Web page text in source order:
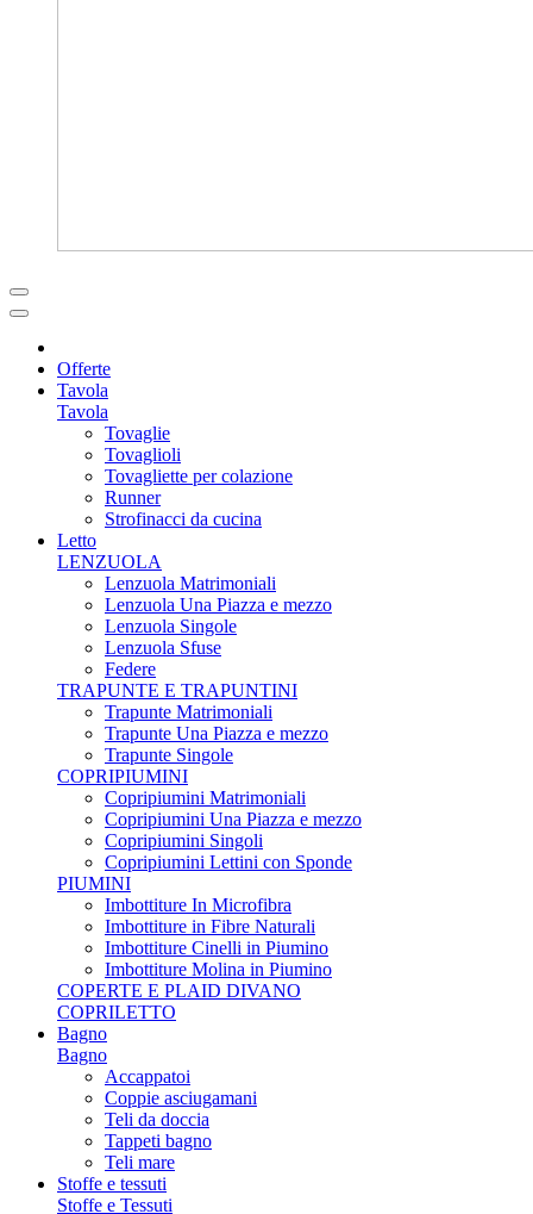
Offerte
Tavola
Tavola
Tovaglie
Tovaglioli
Tovagliette per colazione
Runner
Strofinacci da cucina
Letto
LENZUOLA
Lenzuola Matrimoniali
Lenzuola Una Piazza e mezzo
Lenzuola Singole
Lenzuola Sfuse
Federe
TRAPUNTE E TRAPUNTINI
Trapunte Matrimoniali
Trapunte Una Piazza e mezzo
Trapunte Singole
COPRIPIUMINI
Copripiumini Matrimoniali
Copripiumini Una Piazza e mezzo
Copripiumini Singoli
Copripiumini Lettini con Sponde
PIUMINI
Imbottiture In Microfibra
Imbottiture in Fibre Naturali
Imbottiture Cinelli in Piumino
Imbottiture Molina in Piumino
COPERTE E PLAID DIVANO
COPRILETTO
Bagno
Bagno
Accappatoi
Coppie asciugamani
Teli da doccia
Tappeti bagno
Teli mare
Stoffe e tessuti
Stoffe e Tessuti